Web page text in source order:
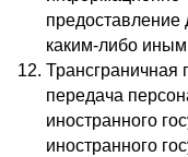
каким-либо
Трансграничная
передача
иностранного
иностранного